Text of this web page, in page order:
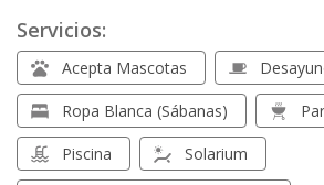
Servicios:
Acepta Mascotas
Ropa Blanca (sábanas)
Piscina Solarium